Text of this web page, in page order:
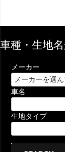
車種・生地
メーカー
車名
生地タイプ